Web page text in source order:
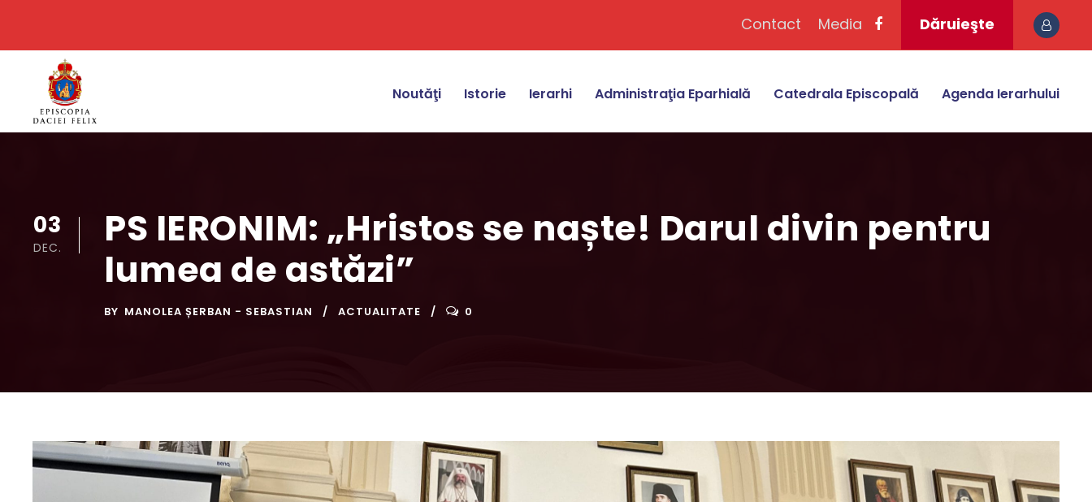
Contact Media Dăruieşte
Noutăţi Istorie Ierarhi Administraţia Eparhială Catedrala Episcopală Agenda Ierarhului
03
DEC.
PS IERONIM: „Hristos se naște! Darul divin pentru
lumea de astăzi”
BY MANOLEA ȘERBAN - SEBASTIAN ACTUALITATE 0